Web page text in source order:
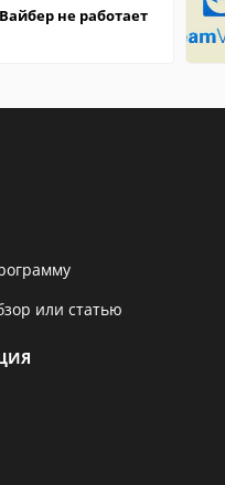
Вайбер не работает
или статью